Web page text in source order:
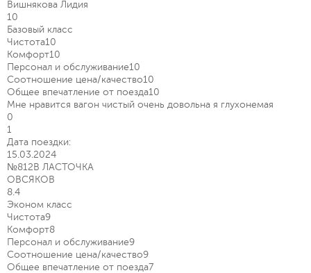
Вишнякова Лидия
10
Базовый класс
Чистота10
Комфорт10
Персонал и обслуживание10
Соотношение цена/качество10
Общее впечатление от поезда10
Мне нравится вагон чистый очень довольна я глухонемая
0
1
Дата поездки:
15.03.2024
№812В ЛАСТОЧКА
ОВСЯКОВ
8.4
Эконом класс
Чистота9
Комфорт8
Персонал и обслуживание9
Соотношение цена/качество9
Общее впечатление от поезда7